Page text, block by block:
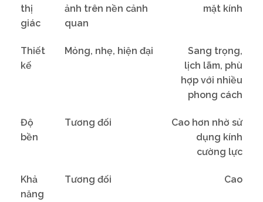
thị
giác
ảnh trên nền cảnh
quan
mặt kính
Thiết
kế
Mỏng, nhẹ, hiện đại
Sang trọng,
lịch lãm, phù
hợp với nhiều
phong cách
Độ
bền
Tương đối
Cao hơn nhờ sử
dụng kính
cường lực
Khả
năng
Tương đối Cao